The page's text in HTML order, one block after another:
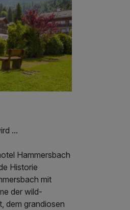
...
Hammersbach
Historie
mit
der wild-
dem grandiosen